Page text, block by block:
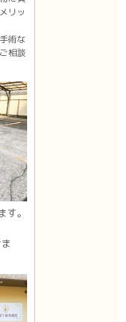
リッ
術な
相談
。